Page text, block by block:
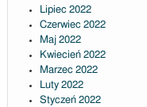
Lipiec 2022
Czerwiec 2022
Maj 2022
Kwiecień 2022
Marzec 2022
Luty 2022
Styczeń 2022